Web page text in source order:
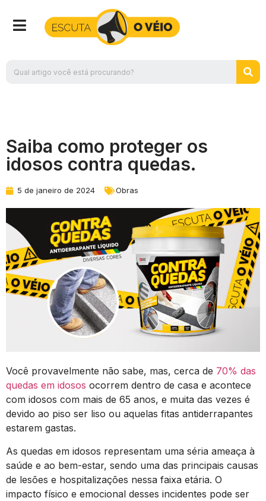
Saiba como proteger os
idosos contra quedas.
5 de janeiro de 2024 Obras
Você provavelmente não sabe, mas, cerca de 70% das
quedas em idosos ocorrem dentro de casa e acontece
com idosos com mais de 65 anos, e muita das vezes é
devido ao piso ser liso ou aquelas fitas antiderrapantes
estarem gastas.
As quedas em idosos representam uma séria ameaça à
saúde e ao bem-estar, sendo uma das principais causas
de lesões e hospitalizações nessa faixa etária. O
impacto físico e emocional desses incidentes pode ser